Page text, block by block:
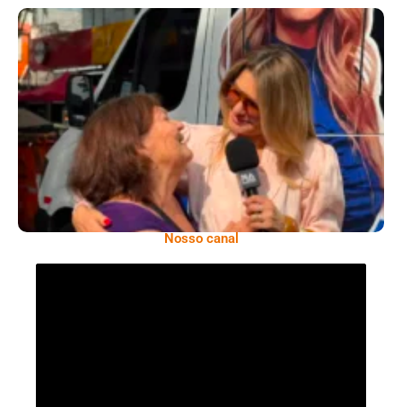
​Segurança Pública Lidera Queixas De
Moradores Do Rio Em Escuta Promovida Por
Antônia Fontenelle
Nosso canal